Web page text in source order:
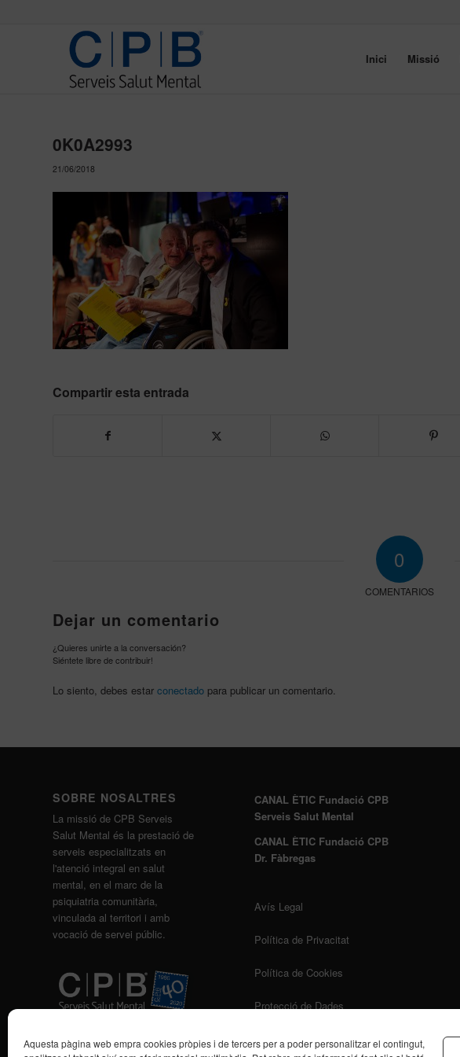
Aquesta pàgina web empra cookies pròpies i de tercers per a poder personalitzar el contingut,
Inici Missió
0K0A2993
21/06/2018
Compartir esta entrada
0
COMENTARIOS
Dejar un comentario
¿Quieres unirte a la conversación?
Siéntete libre de contribuir!
Lo siento, debes estar conectado para publicar un comentario.
SOBRE NOSALTRES
La missió de CPB Serveis
Salut Mental és la prestació de
serveis especialitzats en
l'atenció integral en salut
mental, en el marc de la
psiquiatria comunitària,
vinculada al territori i amb
vocació de servei públic.
CANAL ÈTIC Fundació CPB
Serveis Salut Mental
CANAL ÈTIC Fundació CPB
Dr. Fàbregas
Avís Legal
Política de Privacitat
Política de Cookies
Protecció de Dades